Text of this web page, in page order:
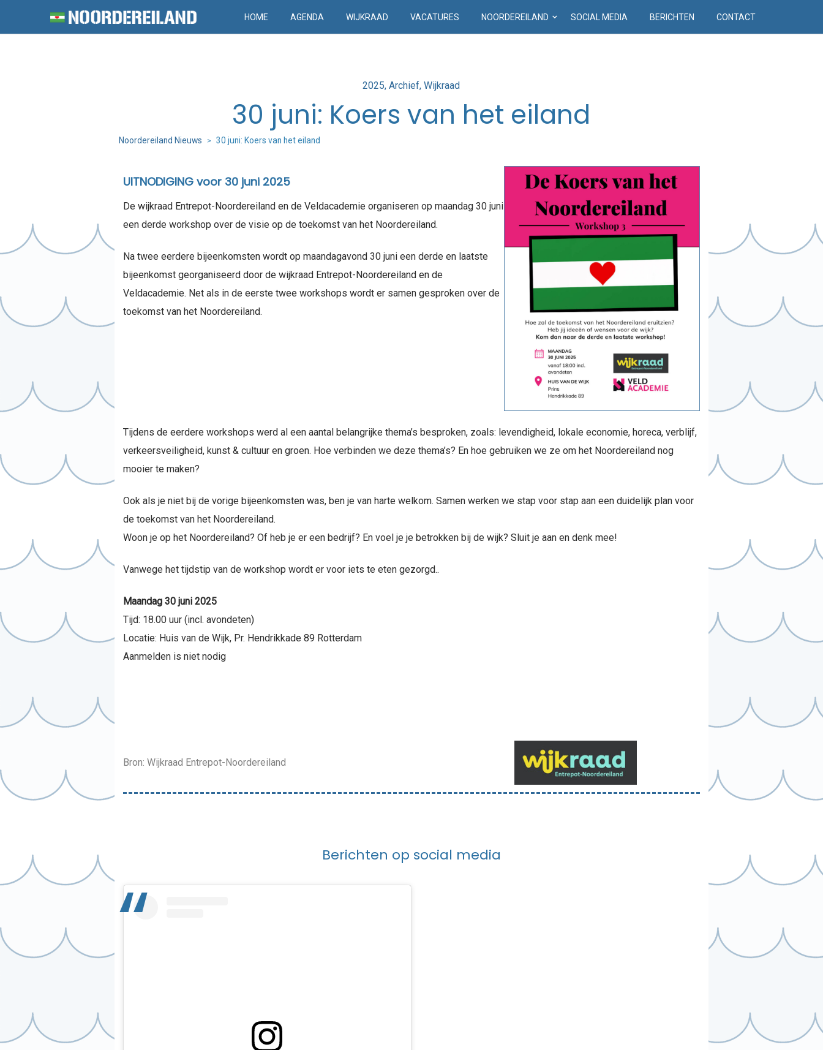
HOME AGENDA WIJKRAAD VACATURES NOORDEREILAND SOCIAL MEDIA BERICHTEN CONTACT
Posted
2025 Archief Wijkraad
30 juni: Koers van het eiland
Noordereiland Nieuws > 30 juni: Koers van het eiland
UITNODIGING voor 30 juni 2025
De wijkraad Entrepot-Noordereiland en de Veldacademie organiseren op maandag 30 juni
een derde workshop over de visie op de toekomst van het Noordereiland.
Na twee eerdere bijeenkomsten wordt op maandagavond 30 juni een derde en laatste
bijeenkomst georganiseerd door de wijkraad Entrepot-Noordereiland en de
Veldacademie. Net als in de eerste twee workshops wordt er samen gesproken over de
toekomst van het Noordereiland.
Tijdens de eerdere workshops werd al een aantal belangrijke thema’s besproken, zoals: levendigheid, lokale economie, horeca, verblijf,
verkeersveiligheid, kunst & cultuur en groen. Hoe verbinden we deze thema’s? En hoe gebruiken we ze om het Noordereiland nog
mooier te maken?
Ook als je niet bij de vorige bijeenkomsten was, ben je van harte welkom. Samen werken we stap voor stap aan een duidelijk plan voor
de toekomst van het Noordereiland.
Woon je op het Noordereiland? Of heb je er een bedrijf? En voel je je betrokken bij de wijk? Sluit je aan en denk mee!
Vanwege het tijdstip van de workshop wordt er voor iets te eten gezorgd..
Maandag 30 juni 2025
Tijd: 18.00 uur (incl. avondeten)
Locatie: Huis van de Wijk, Pr. Hendrikkade 89 Rotterdam
Aanmelden is niet nodig
Bron: Wijkraad Entrepot-Noordereiland
Berichten op social media